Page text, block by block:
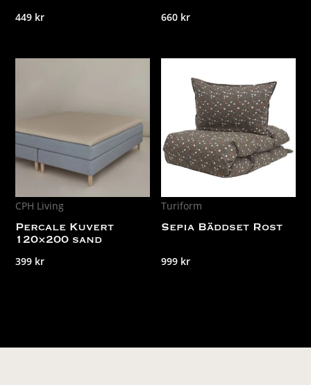
449 kr 660 kr
CPH Living
Percale Kuvert
120×200 sand
399 kr
Turiform
Sepia Bäddset Rost
999 kr